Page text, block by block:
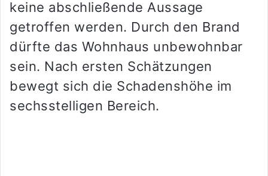
keine abschließende Aussage
getroffen werden. Durch den Brand
dürfte das Wohnhaus unbewohnbar
sein. Nach ersten Schätzungen
bewegt sich die Schadenshöhe im
sechsstelligen Bereich.